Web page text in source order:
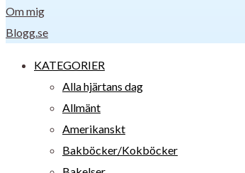
Om mig
Blogg.se
KATEGORIER
Alla hjärtans dag
Allmänt
Amerikanskt
Bakböcker/Kokböcker